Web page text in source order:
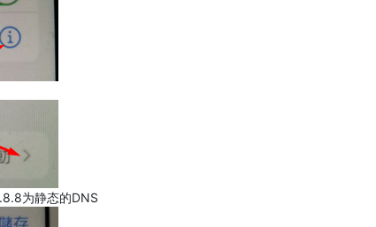
为静态的DNS